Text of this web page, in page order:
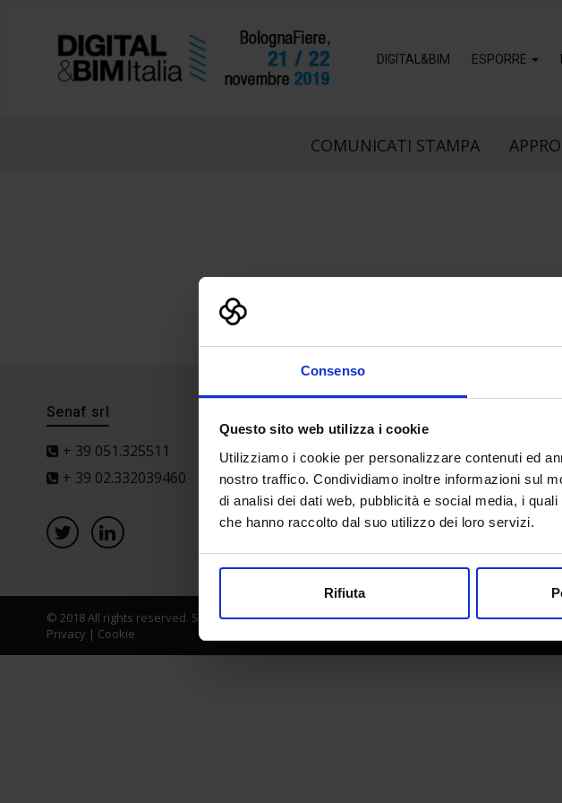
Consenso
Questo sito web utilizza i cookie
Utilizziamo i cookie per personalizzare contenuti ed
nostro traffico. Condividiamo inoltre informazioni sul
di analisi dei dati web, pubblicità e social media, i
che hanno raccolto dal suo utilizzo dei loro servizi.
Rifiuta
DIGITAL&BIM ESPORRE
COMUNICATI STAMPA
Senaf srl
+ 39 051.325511
+ 39 02.332039460
© 2018 All rights reserved. Senaf srl - Gruppo Tecniche Nuove Spa - P.IVA 06382730155 - C.F.
Privacy | Cookie